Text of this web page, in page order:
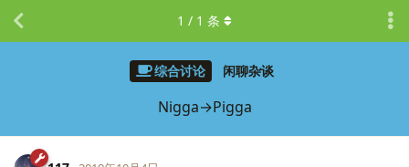
综合讨论 闲聊杂谈
Nigga→Pigga
1 / 1 条